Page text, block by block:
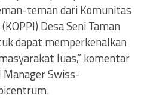
teman dari Komunitas
Desa Seni Taman
dapat memperkenalkan
luas,” komentar
Manager Swiss-